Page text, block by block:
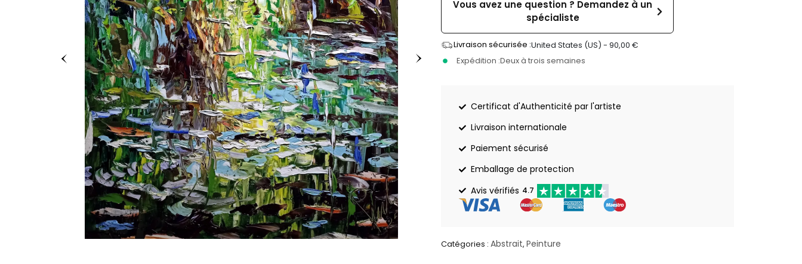
Vous avez une question ? Demandez à un
spécialiste
Livraison sécurisée :United States (US) -90,00€
Expédition :Deux à trois semaines
Certificat d'Authenticité par l'artiste
Livraison internationale
Paiement sécurisé
Emballage de protection
Avis vérifiés 4.7
Catégories : Abstrait, Peinture